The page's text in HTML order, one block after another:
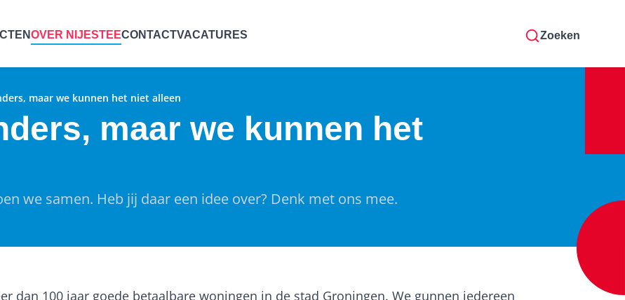
OVER NIJESTEECONTACTVACATURES Zoeken
maar we kunnen het niet alleen
maar we kunnen het
we samen. Heb jij daar een idee over? Denk met ons mee.
dan 100 jaar goede betaalbare woningen in de stad Groningen. We gunnen iedereen